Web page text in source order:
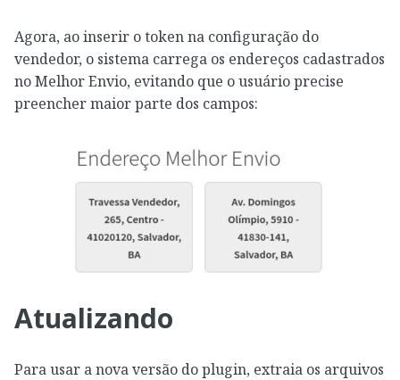
Agora, ao inserir o token na configuração do
vendedor, o sistema carrega os endereços cadastrados
no Melhor Envio, evitando que o usuário precise
preencher maior parte dos campos:
Atualizando
Para usar a nova versão do plugin, extraia os arquivos